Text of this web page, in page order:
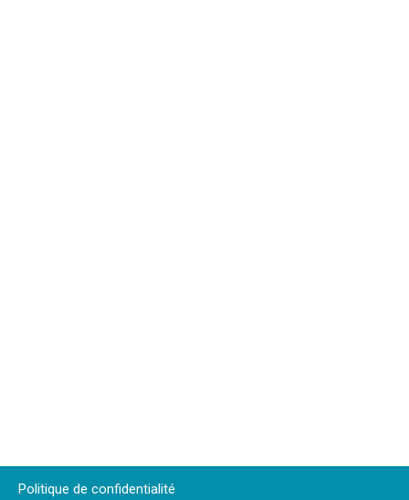
Politique de confidentialité